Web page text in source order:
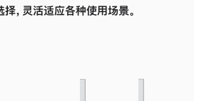
择，灵活适应各种使用场景。